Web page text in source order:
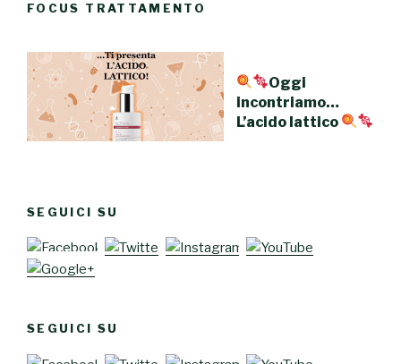
FOCUS TRATTAMENTO
Oggi
incontriamo…
L’acido lattico
SEGUICI SU
SEGUICI SU